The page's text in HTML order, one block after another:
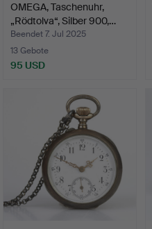
OMEGA, Taschenuhr,
„Rödtolva“, Silber 900,…
Beendet 7. Jul 2025
13 Gebote
95 USD